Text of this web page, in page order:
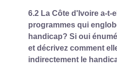
6.2 La Côte d'Ivoire a-t-
programmes qui
handicap? Si oui
et décrivez comment
indirectement le